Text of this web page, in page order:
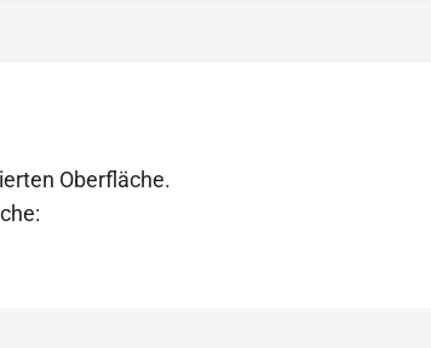
Oberfläche.